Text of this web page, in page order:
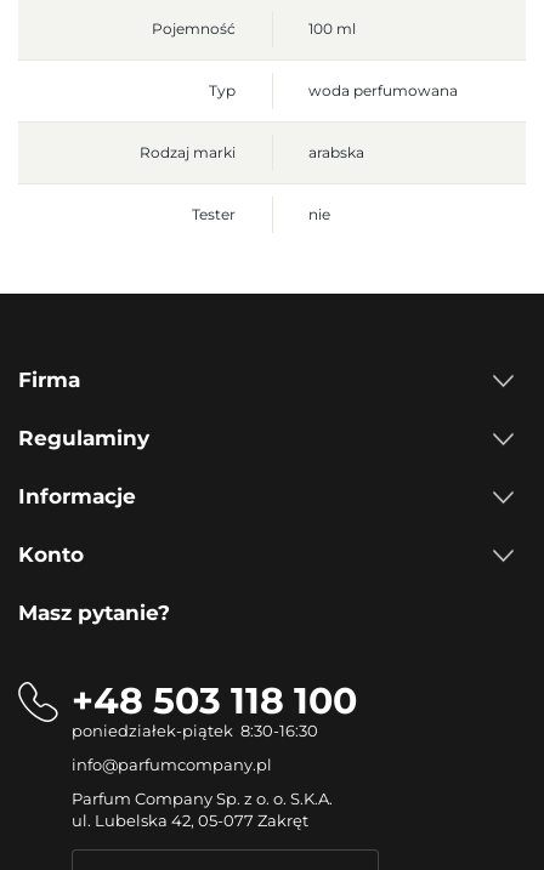
Pojemność 100 ml
Typ woda perfumowana
Rodzaj marki arabska
Tester nie
Firma
Regulaminy
Informacje
Konto
Masz pytanie?
+48 503 118 100
poniedziałek-piątek 8:30-16:30
info@parfumcompany.pl
Parfum Company Sp. z o. o. S.K.A.
ul. Lubelska 42, 05-077 Zakręt